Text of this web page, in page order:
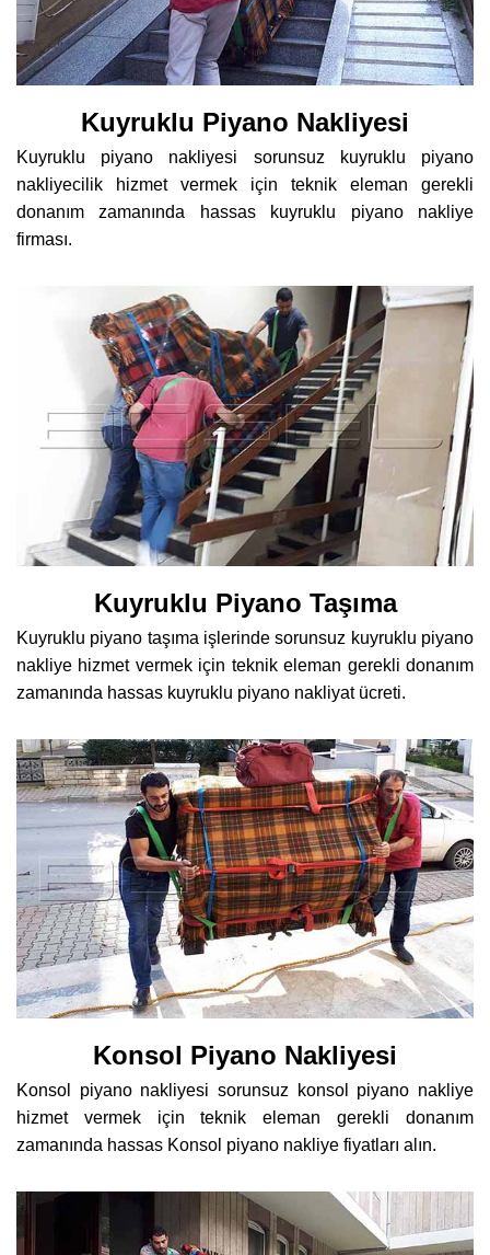
Kuyruklu Piyano Nakliyesi
Kuyruklu piyano nakliyesi sorunsuz kuyruklu piyano
nakliyecilik hizmet vermek için teknik eleman gerekli
donanım zamanında hassas kuyruklu piyano nakliye
firması.
Kuyruklu Piyano Taşıma
Kuyruklu piyano taşıma işlerinde sorunsuz kuyruklu piyano
nakliye hizmet vermek için teknik eleman gerekli donanım
zamanında hassas kuyruklu piyano nakliyat ücreti.
Konsol Piyano Nakliyesi
Konsol piyano nakliyesi sorunsuz konsol piyano nakliye
hizmet vermek için teknik eleman gerekli donanım
zamanında hassas Konsol piyano nakliye fiyatları alın.